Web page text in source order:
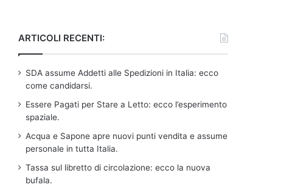
ARTICOLI RECENTI:
SDA assume Addetti alle Spedizioni in Italia: ecco
come candidarsi.
Essere Pagati per Stare a Letto: ecco l’esperimento
spaziale.
Acqua e Sapone apre nuovi punti vendita e assume
personale in tutta Italia.
Tassa sul libretto di circolazione: ecco la nuova
bufala.